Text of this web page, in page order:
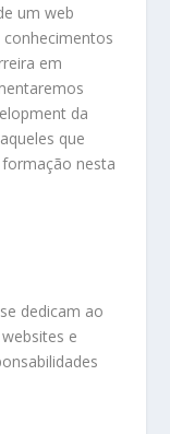
um web
em
da
que
nesta
dedicam ao
e